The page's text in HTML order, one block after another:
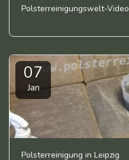
Polsterreinigungswelt-Video
07
Jan
Polsterreinigung in Leipzig